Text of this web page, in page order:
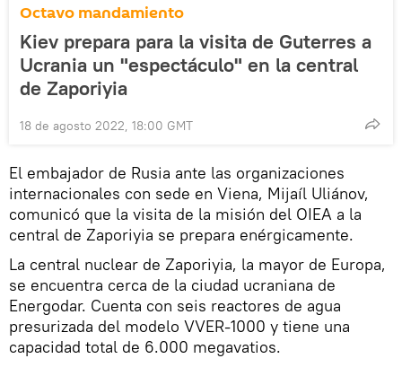
Octavo mandamiento
Kiev prepara para la visita de Guterres a
Ucrania un "espectáculo" en la central
de Zaporiyia
18 de agosto 2022, 18:00 GMT
El embajador de Rusia ante las organizaciones
internacionales con sede en Viena, Mijaíl Uliánov,
comunicó que la visita de la misión del OIEA a la
central de Zaporiyia se prepara enérgicamente.
La central nuclear de Zaporiyia, la mayor de Europa,
se encuentra cerca de la ciudad ucraniana de
Energodar. Cuenta con seis reactores de agua
presurizada del modelo VVER-1000 y tiene una
capacidad total de 6.000 megavatios.